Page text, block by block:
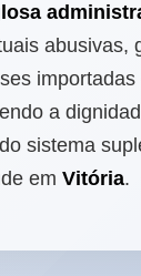
abusivas,
a
sistema
em Vitória.